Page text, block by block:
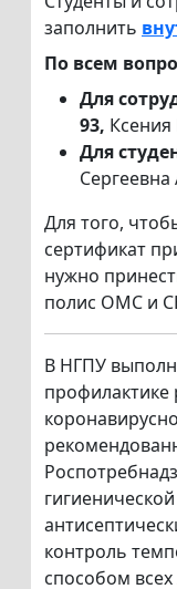
заполнить
По всем
Для
93,
Для
Для того,
сертификат
нужно
полис ОМC и
В НГПУ
профилактике
контроль
способом